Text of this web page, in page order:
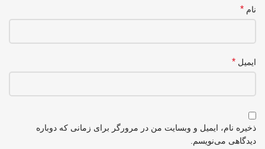
نام *
ایمیل *
ذخیره نام، ایمیل و وبسایت من در مرورگر برای زمانی که دوباره
دیدگاهی می‌نویسم.